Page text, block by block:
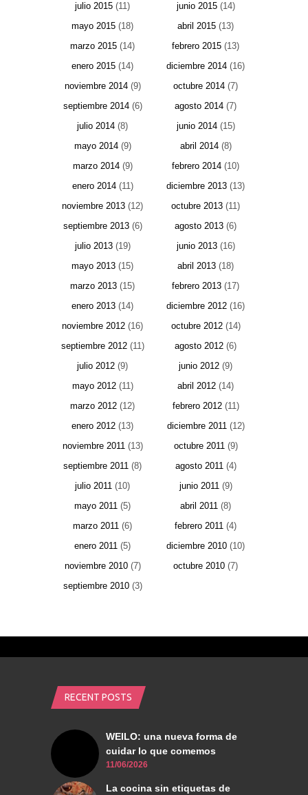
julio 2015 (11) junio 2015(14)
mayo 2015 (18) abril 2015 (13)
marzo 2015 (14) febrero 2015 (13)
enero 2015 (14) diciembre 2014 (16)
noviembre 2014(9) octubre 2014 (7)
septiembre 2014(6) agosto 2014 (7)
julio 2014 (8) junio 2014(15)
mayo 2014(9) abril 2014(8)
marzo 2014(9) febrero 2014 (10)
enero 2014(11) diciembre 2013 (13)
noviembre 2013 (12) octubre 2013 (11)
septiembre 2013(6) agosto 2013 (6)
julio 2013(19) junio 2013(16)
mayo 2013 (15) abril 2013 (18)
marzo 2013 (15) febrero 2013 (17)
enero 2013 (14) diciembre 2012 (16)
noviembre 2012 (16) octubre 2012(14)
septiembre 2012(11) agosto 2012 (6)
julio 2012 (9) junio 2012 (9)
mayo 2012(11) abril 2012 (14)
marzo 2012 (12) febrero 2012(11)
enero 2012 (13) diciembre 2011(12)
noviembre 2011(13) octubre 2011(9)
septiembre 2011 (8) agosto 2011(4)
julio 2011 (10) junio 2011(9)
mayo 2011 (5) abril 2011 (8)
marzo 2011 (6) febrero 2011 (4)
enero 2011 (5) diciembre 2010 (10)
noviembre 2010(7) octubre 2010 (7)
septiembre 2010(3)
RECENT POSTS
WEILO: una nueva forma de
cuidar lo que comemos
11/06/2026
La cocina sin etiquetas de